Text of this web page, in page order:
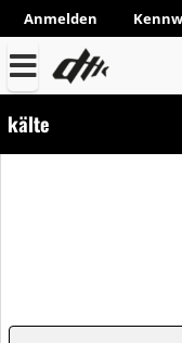
Anmelden
kälte